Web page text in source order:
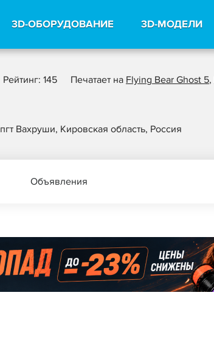
3D-ОБОРУДОВАНИЕ 3D-МОДЕЛИ
Рейтинг: 145 Печатает на Flying Bear Ghost 5,
пгт Вахруши, Кировская область, Россия
Объявления